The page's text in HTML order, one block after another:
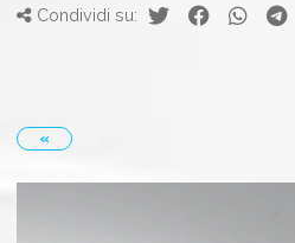
Condividi su:
«